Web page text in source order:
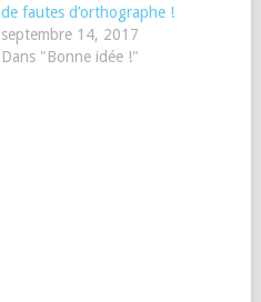
de fautes d’orthographe !
septembre 14, 2017
Dans "Bonne idée !"